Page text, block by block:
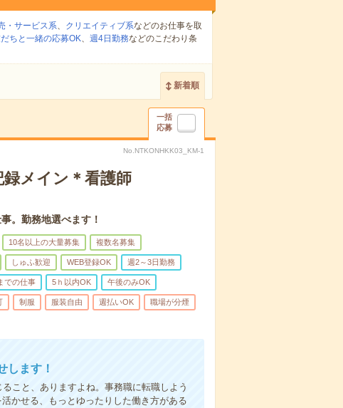
・サービス系、 クリエイティブ系などのお仕事を取
ちと一緒の応募OK、 週4日勤務などのこだわり条
新着順
一括
応募
No.NTKONHKK03_KM-1
メイン＊看護師
。勤務地選べます！
10名以上の大量募集 複数名募集
しゅふ歓迎 WEB登録OK 週2～3日勤務
での仕事 5ｈ以内OK 午後のみOK
制服 服装自由 週払いOK 職場が分煙
します！
こと、ありますよね。事務職に転職しよう
かせる、もっとゆったりした働き方がある